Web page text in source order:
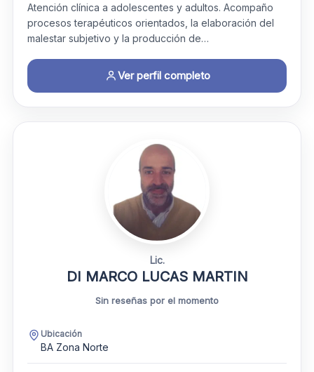
Atención clínica a adolescentes y adultos. Acompaño
procesos terapéuticos orientados, la elaboración del
malestar subjetivo y la producción de…
Ver perfil completo
Lic.
DI MARCO LUCAS MARTIN
Sin reseñas por el momento
Ubicación
BA Zona Norte